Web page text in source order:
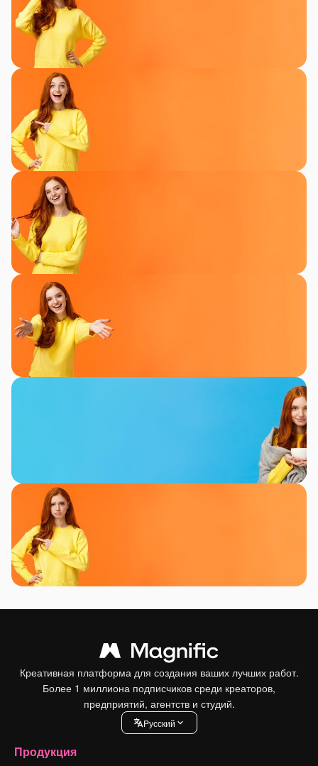
Креативная платформа для создания ваших лучших работ.
Более 1 миллиона подписчиков среди креаторов,
предприятий, агентств и студий.
Pусский
Продукция